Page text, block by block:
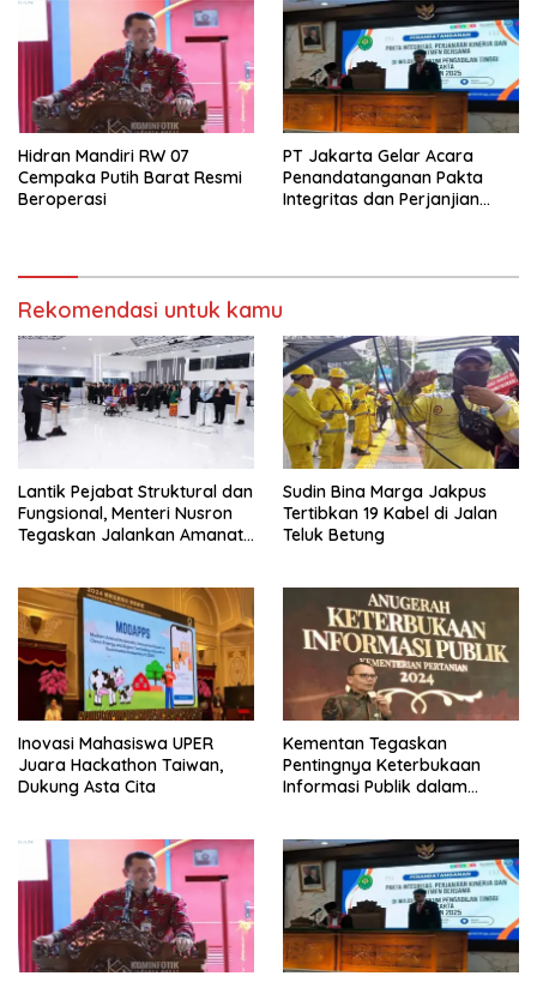
Hidran Mandiri RW 07
Cempaka Putih Barat Resmi
Beroperasi
PT Jakarta Gelar Acara
Penandatanganan Pakta
Integritas dan Perjanjian
Rekomendasi untuk kamu
Lantik Pejabat Struktural dan
Fungsional, Menteri Nusron
Tegaskan Jalankan Amanat
Sudin Bina Marga Jakpus
Tertibkan 19 Kabel di Jalan
Teluk Betung
Inovasi Mahasiswa UPER
Juara Hackathon Taiwan,
Dukung Asta Cita
Kementan Tegaskan
Pentingnya Keterbukaan
Informasi Publik dalam